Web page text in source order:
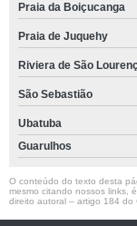
Praia da Boiçucanga
Praia de Juquehy
Riviera de São
São Sebastião
Ubatuba
Guarulhos
O conteúdo do texto desta
mesmo citando nossos links,
direito autoral – artigo 184 do